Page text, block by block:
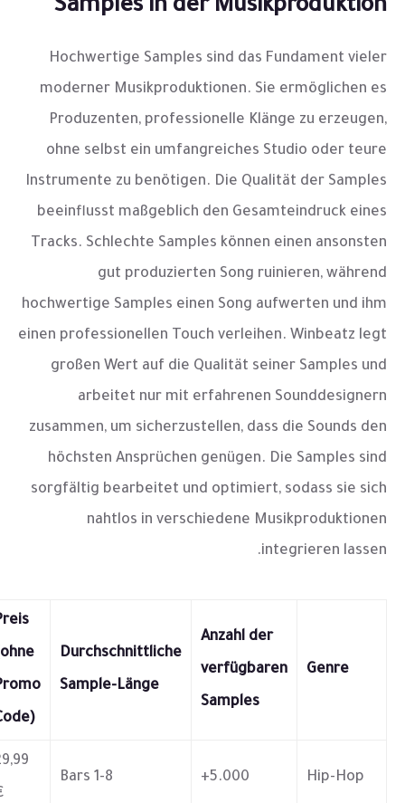
Samples in der Musikproduktion
Hochwertige Samples sind das Fundament vieler
moderner Musikproduktionen. Sie ermöglichen es
Produzenten, professionelle Klänge zu erzeugen,
ohne selbst ein umfangreiches Studio oder teure
Instrumente zu benötigen. Die Qualität der Samples
beeinflusst maßgeblich den Gesamteindruck eines
Tracks. Schlechte Samples können einen ansonsten
gut produzierten Song ruinieren, während
hochwertige Samples einen Song aufwerten und ihm
einen professionellen Touch verleihen. Winbeatz legt
großen Wert auf die Qualität seiner Samples und
arbeitet nur mit erfahrenen Sounddesignern
zusammen, um sicherzustellen, dass die Sounds den
höchsten Ansprüchen genügen. Die Samples sind
sorgfältig bearbeitet und optimiert, sodass sie sich
nahtlos in verschiedene Musikproduktionen
integrieren lassen.
Genre
Anzahl der
verfügbaren
Samples
Durchschnittliche
Sample-Länge
Hip-Hop
5.000+
1-8 Bars